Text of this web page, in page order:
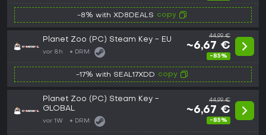
-8% with XD8DEALS copy
Planet Zoo (PC) Steam Key - EU
vor 8h DRM:
44,99 €
~6,67 €
-85%
-17% with SEAL17XDD copy
Planet Zoo (PC) Steam Key -
GLOBAL
vor 1W DRM:
44,99 €
~6,67 €
-85%